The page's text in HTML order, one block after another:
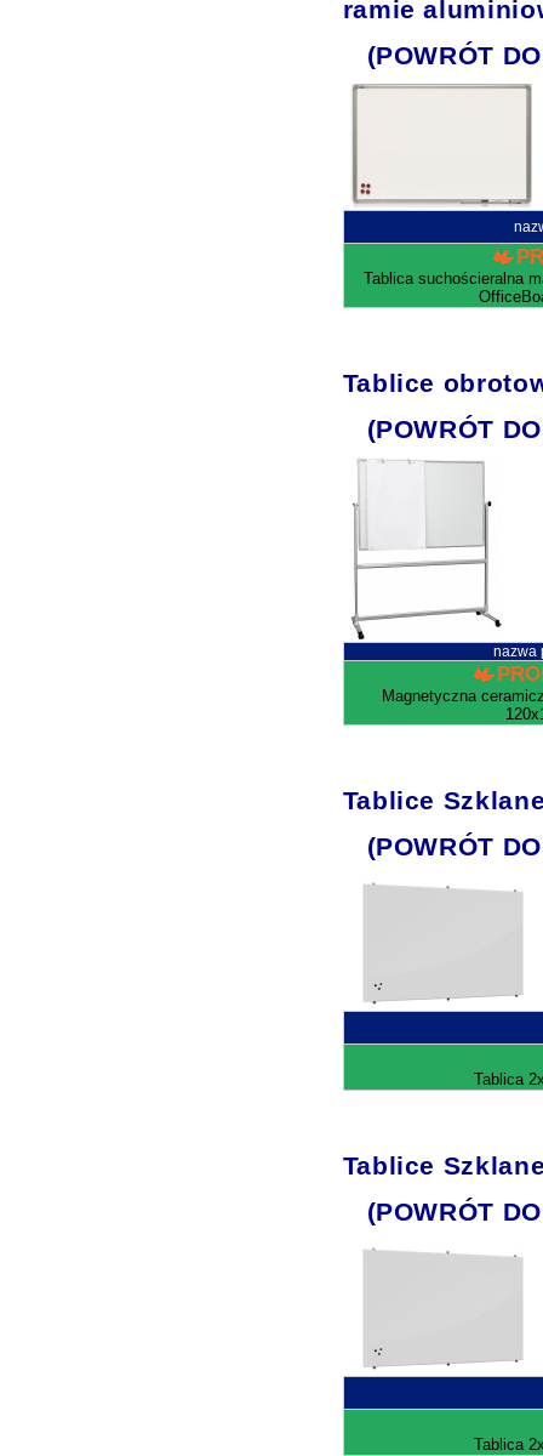
ramie
(POWRÓT
Tablica suchościeralna
Tablice
(POWRÓT
nazwa
Magnetyczna
Tablice
(POWRÓT
Tablica
Tablice
(POWRÓT
Tablica